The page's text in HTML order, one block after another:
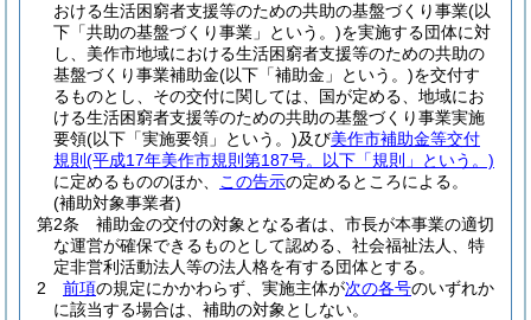
おける生活困窮者支援等のための共助の基盤づくり事業(以
下「共助の基盤づくり事業」という。)を実施する団体に対
し、美作市地域における生活困窮者支援等のための共助の
基盤づくり事業補助金(以下「補助金」という。)を交付す
るものとし、その交付に関しては、国が定める、地域にお
ける生活困窮者支援等のための共助の基盤づくり事業実施
要領(以下「実施要領」という。)及び美作市補助金等交付
規則 (平成17年美作市規則第187号。以下「規則」という。)
に定めるもののほか、
この告示の定めるところによる。
(補助対象事業者)
第2条
補助金の交付の対象となる者は、市長が本事業の適切
な運営が確保できるものとして認める、社会福祉法人、特
定非営利活動法人等の法人格を有する団体とする。
2
前項の規定にかかわらず、実施主体が次の各号のいずれか
に該当する場合は、補助の対象としない。